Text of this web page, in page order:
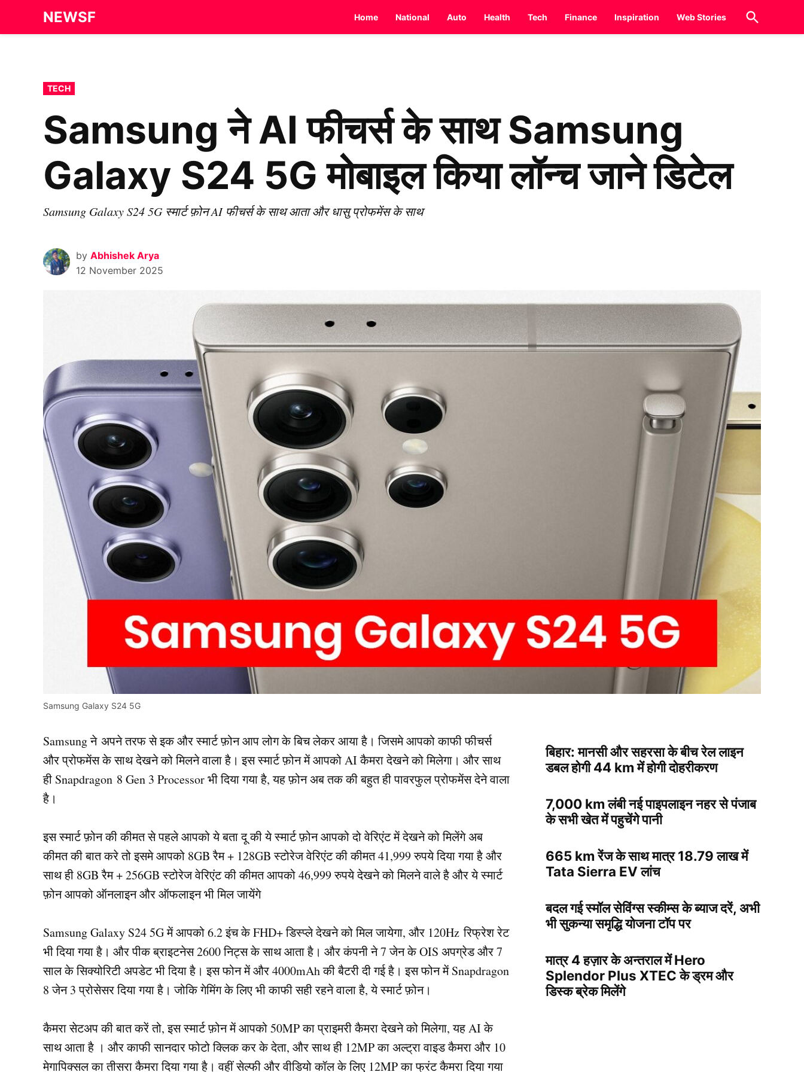
NEWSF Home National Auto Health Tech Finance Inspiration Web Stories
Open
Search
POSTED
IN
TECH
Samsung ने AI फीचर्स के साथ Samsung
Galaxy S24 5G मोबाइल किया लॉन्च जाने डिटेल
Samsung Galaxy S24 5G स्मार्ट फ़ोन AI फीचर्स के साथ आता और धासु प्रोफमेंस के साथ
by Abhishek Arya
12 November 2025
Samsung Galaxy S24 5G
Samsung ने अपने तरफ से इक और स्मार्ट फ़ोन आप लोग के बिच लेकर आया है। जिसमे आपको काफी फीचर्स
और प्रोफमेंस के साथ देखने को मिलने वाला है। इस स्मार्ट फ़ोन में आपको AI कैमरा देखने को मिलेगा। और साथ
ही Snapdragon 8 Gen 3 Processor भी दिया गया है, यह फ़ोन अब तक की बहुत ही पावरफुल प्रोफमेंस देने वाला
है।
इस स्मार्ट फ़ोन की कीमत से पहले आपको ये बता दू की ये स्मार्ट फ़ोन आपको दो वेरिएंट में देखने को मिलेंगे अब
कीमत की बात करे तो इसमे आपको 8GB रैम + 128GB स्टोरेज वेरिएंट की कीमत 41,999 रुपये दिया गया है और
साथ ही 8GB रैम + 256GB स्टोरेज वेरिएंट की कीमत आपको 46,999 रुपये देखने को मिलने वाले है और ये स्मार्ट
फ़ोन आपको ऑनलाइन और ऑफलाइन भी मिल जायेंगे
Samsung Galaxy S24 5G में आपको 6.2 इंच के FHD+ डिस्प्ले देखने को मिल जायेगा, और 120Hz रिफ्रेश रेट
भी दिया गया है। और पीक ब्राइटनेस 2600 निट्स के साथ आता है। और कंपनी ने 7 जेन के OIS अपग्रेड और 7
साल के सिक्योरिटी अपडेट भी दिया है। इस फोन में और 4000mAh की बैटरी दी गई है। इस फोन में Snapdragon
8 जेन 3 प्रोसेसर दिया गया है। जोकि गेमिंग के लिए भी काफी सही रहने वाला है, ये स्मार्ट फ़ोन।
कैमरा सेटअप की बात करें तो, इस स्मार्ट फ़ोन में आपको 50MP का प्राइमरी कैमरा देखने को मिलेगा, यह AI के
साथ आता है । और काफी सानदार फोटो क्लिक कर के देता, और साथ ही 12MP का अल्ट्रा वाइड कैमरा और 10
मेगापिक्सल का तीसरा कैमरा दिया गया है। वहीं सेल्फी और वीडियो कॉल के लिए 12MP का फ्रंट कैमरा दिया गया
बिहार: मानसी और सहरसा के बीच रेल लाइन
डबल होगी 44 km में होगी दोहरीकरण
7,000 km लंबी नई पाइपलाइन नहर से पंजाब
के सभी खेत में पहुचेंगे पानी
665 km रेंज के साथ मात्र 18.79 लाख में
Tata Sierra EV लांच
बदल गई स्मॉल सेविंग्स स्कीम्स के ब्याज दरें, अभी
भी सुकन्या समृद्धि योजना टॉप पर
मात्र 4 हज़ार के अन्तराल में Hero
Splendor Plus XTEC के ड्रम और
डिस्क ब्रेक मिलेंगे